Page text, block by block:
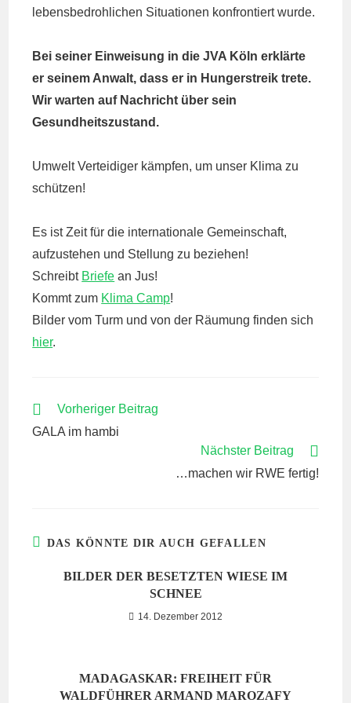
lebensbedrohlichen Situationen konfrontiert wurde.
Bei seiner Einweisung in die JVA Köln erklärte
er seinem Anwalt, dass er in Hungerstreik trete.
Wir warten auf Nachricht über sein
Gesundheitszustand.
Umwelt Verteidiger kämpfen, um unser Klima zu
schützen!
Es ist Zeit für die internationale Gemeinschaft,
aufzustehen und Stellung zu beziehen!
Schreibt Briefe an Jus!
Kommt zum Klima Camp!
Bilder vom Turm und von der Räumung finden sich
hier.
WEITERE
ANSEHEN
Vorheriger Beitrag
GALA im hambi
Nächster Beitrag
…machen wir RWE fertig!
DAS KÖNNTE DIR AUCH GEFALLEN
BILDER DER BESETZTEN WIESE IM
SCHNEE
14. Dezember 2012
MADAGASKAR: FREIHEIT FÜR
WALDFÜHRER ARMAND MAROZAFY